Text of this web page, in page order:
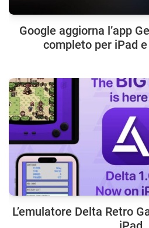
Google aggiorna l’app
completo per iPad
L’emulatore Delta Retro